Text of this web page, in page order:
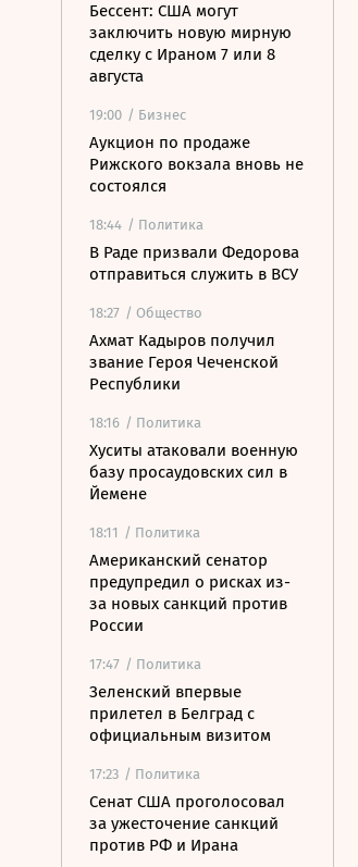
Бессент: США могут
заключить новую мирную
сделку с Ираном 7 или 8
августа
19:00 / Бизнес
Аукцион по продаже
Рижского вокзала вновь не
состоялся
18:44 / Политика
В Раде призвали Федорова
отправиться служить в ВСУ
18:27 / Общество
Ахмат Кадыров получил
звание Героя Чеченской
Республики
18:16 / Политика
Хуситы атаковали военную
базу просаудовских сил в
Йемене
18:11 / Политика
Американский сенатор
предупредил о рисках из-
за новых санкций против
России
17:47 / Политика
Зеленский впервые
прилетел в Белград с
официальным визитом
17:23 / Политика
Сенат США проголосовал
за ужесточение санкций
против РФ и Ирана